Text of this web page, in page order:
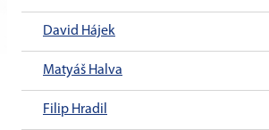
David Hájek
Matyáš Halva
Filip Hradil